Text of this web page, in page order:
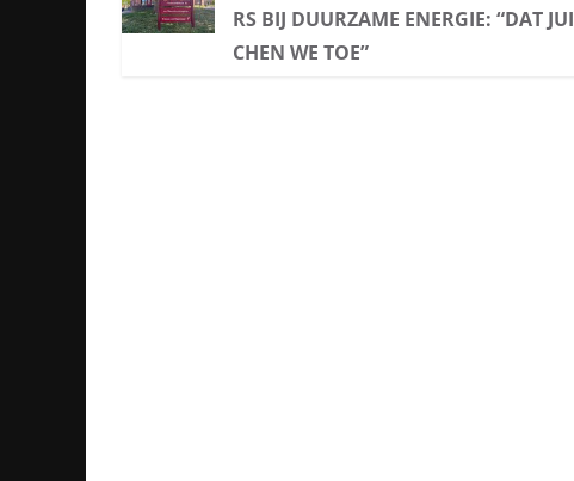
RS BIJ DUURZAME ENERGIE: “DAT JUI
CHEN WE TOE”